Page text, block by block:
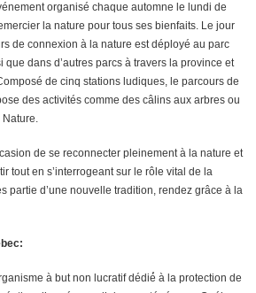
organisé chaque automne le lundi de
la nature pour tous ses bienfaits. Le jour
de connexion à la nature est déployé au parc
dans d’autres parcs à travers la province et
de cinq stations ludiques, le parcours de
des activités comme des câlins aux arbres ou
Nature.
de se reconnecter pleinement à la nature et
tout en s’interrogeant sur le rôle vital de la
partie d’une nouvelle tradition, rendez grâce à la
à but non lucratif dédié́ à la protection de